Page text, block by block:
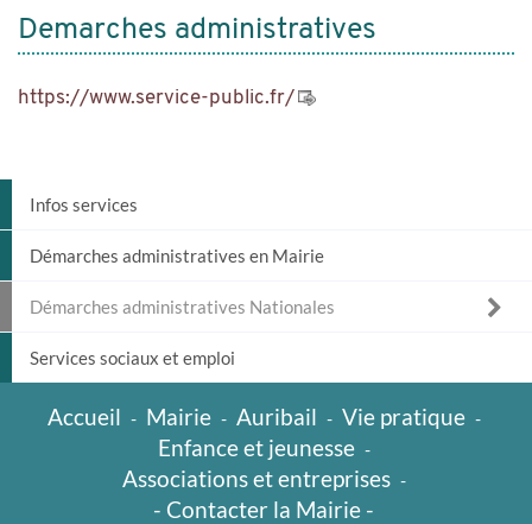
Demarches administratives
https://www.service-public.fr/
Infos services
Démarches administratives en Mairie
Démarches administratives Nationales
Services sociaux et emploi
Accueil - Mairie - Auribail - Vie pratique -
Enfance et jeunesse -
Associations et entreprises -
- Contacter la Mairie -